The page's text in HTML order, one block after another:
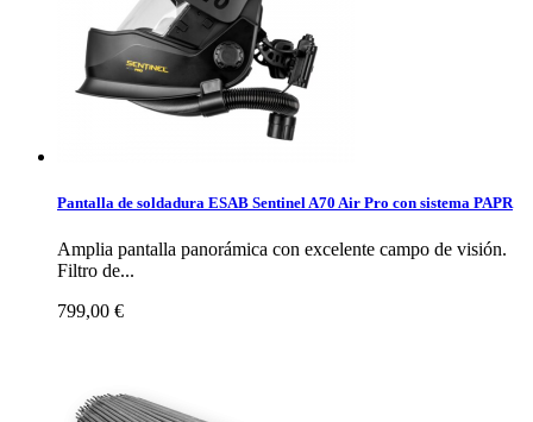
Pantalla de soldadura ESAB Sentinel A70 Air Pro con sistema PAPR
Amplia pantalla panorámica con excelente campo de visión.
Filtro de...
799,00 €